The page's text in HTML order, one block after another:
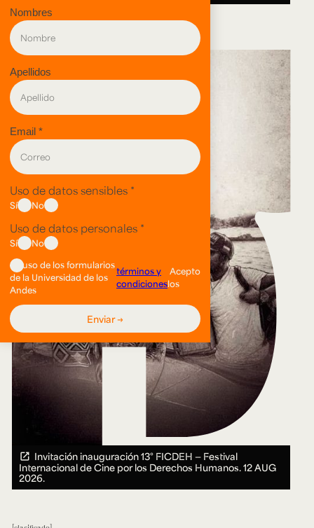
evento
Invitación inauguración 13° FICDEH — Festival
Internacional de Cine por los Derechos Humanos.12 AUG
2026.